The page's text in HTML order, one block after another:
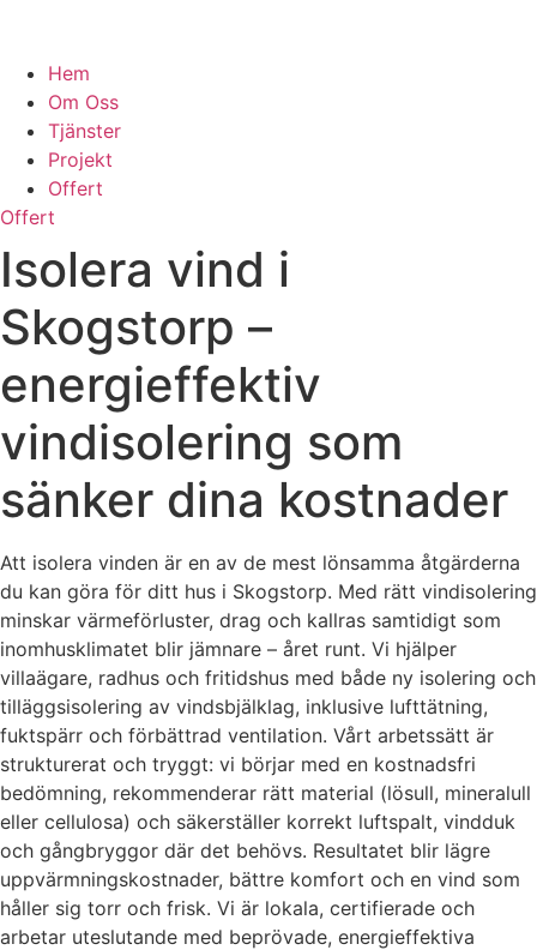
Hem
Om Oss
Tjänster
Projekt
Offert
Offert
Isolera vind i
Skogstorp –
energieffektiv
vindisolering som
sänker dina kostnader
Att isolera vinden är en av de mest lönsamma åtgärderna
du kan göra för ditt hus i Skogstorp. Med rätt vindisolering
minskar värmeförluster, drag och kallras samtidigt som
inomhusklimatet blir jämnare – året runt. Vi hjälper
villaägare, radhus och fritidshus med både ny isolering och
tilläggsisolering av vindsbjälklag, inklusive lufttätning,
fuktspärr och förbättrad ventilation. Vårt arbetssätt är
strukturerat och tryggt: vi börjar med en kostnadsfri
bedömning, rekommenderar rätt material (lösull, mineralull
eller cellulosa) och säkerställer korrekt luftspalt, vindduk
och gångbryggor där det behövs. Resultatet blir lägre
uppvärmningskostnader, bättre komfort och en vind som
håller sig torr och frisk. Vi är lokala, certifierade och
arbetar uteslutande med beprövade, energieffektiva